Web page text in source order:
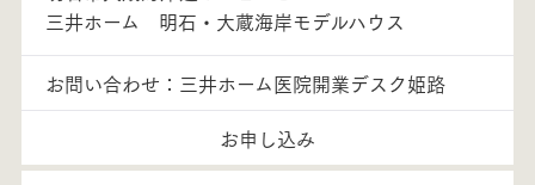
三井ホーム 明石・大蔵海岸モデルハウス
お問い合わせ：三井ホーム医院開業デスク姫路
お申し込み